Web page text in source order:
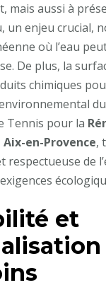
mais aussi à
un enjeu crucial,
où l’eau
De plus, la
chimiques
Tennis pour la
en-Provence,
respectueuse de
et